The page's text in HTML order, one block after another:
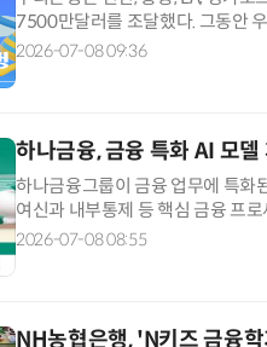
7500만달러를 조달했다. 그동안
직접 채권 발행은 각 지점이 현지
2026-07-08 09:36
하나금융, 금융 특화 AI 모
하나금융그룹이 금융 업무에 특화
여신과 내부통제 등 핵심 금융 프
(CIC)인 하나금융융합기술원은 AI
2026-07-08 08:55
NH농협은행, 'N키즈 금융